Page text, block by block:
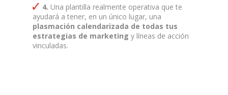
4. Una plantilla realmente operativa que te
ayudará a tener, en un único lugar, una
plasmación calendarizada de todas tus
estrategias de marketing y líneas de acción
vinculadas.